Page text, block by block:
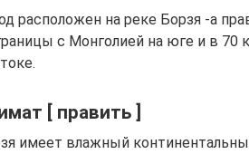
расположен на реке Борзя -a
с Монголией на юге и в 70
[ править ]
имеет влажный